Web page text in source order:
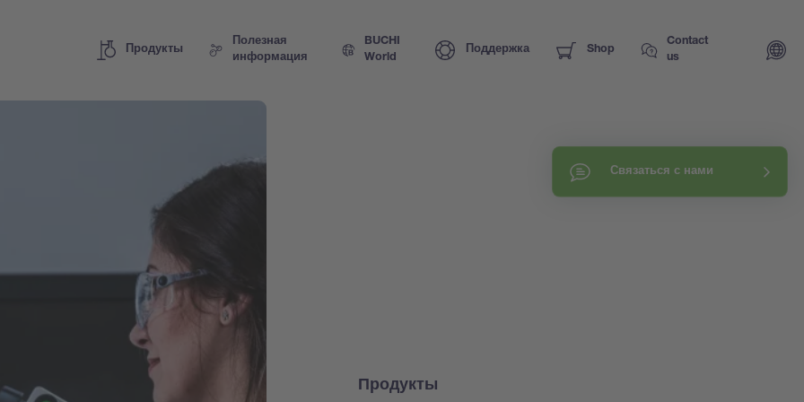
Продукты
Полезная
информация
BUCHI
World
Поддержка Shop
Contact
us
Связаться с нами
Продукты